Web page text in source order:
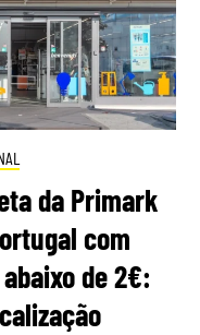
da Primark
com
de 2€: